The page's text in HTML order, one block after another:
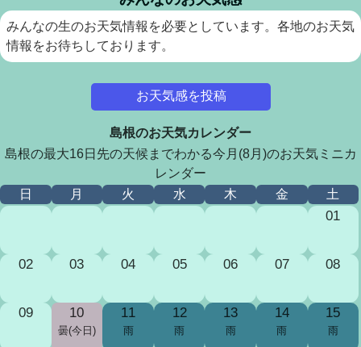
みんなの生のお天気情報を必要としています。各地のお天気
情報をお待ちしております。
お天気感を投稿
島根のお天気カレンダー
島根の最大16日先の天候までわかる今月(8月)のお天気ミニカ
レンダー
日
月 火 水 木 金 土
01
02 03 04 05 06 07 08
09 10
曇(今日)
11
雨
12
雨
13
雨
14
雨
15
雨